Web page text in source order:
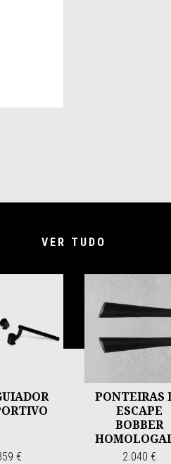
VER TUDO
€
PONTEIRAS
ESCAPE
BOBBER
S
2.040 €